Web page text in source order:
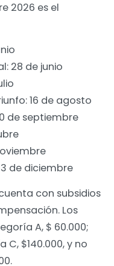
2026 es el
28 de junio
16 de agosto
de septiembre
de diciembre
con subsidios
Los
A, $ 60.000;
$140.000, y no